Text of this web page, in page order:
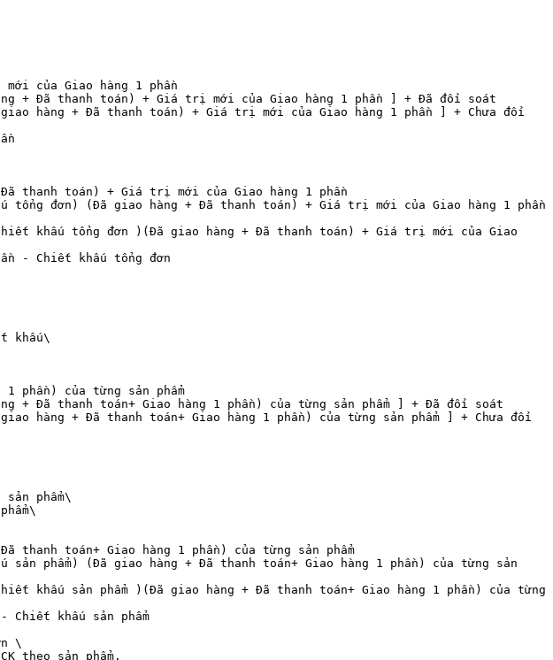
của Giao hàng 1 phần
+ Đã thanh toán) + Giá trị mới của Giao hàng 1 phần ] + Đã đối soát
hàng + Đã thanh toán) + Giá trị mới của Giao hàng 1 phần ] + Chưa đối
thanh toán) + Giá trị mới của Giao hàng 1 phần
đơn) (Đã giao hàng + Đã thanh toán) + Giá trị mới của Giao hàng 1 phần
khấu tổng đơn )(Đã giao hàng + Đã thanh toán) + Giá trị mới của Giao
- Chiết khấu tổng đơn
khấu\
phần) của từng sản phẩm
+ Đã thanh toán+ Giao hàng 1 phần) của từng sản phẩm ] + Đã đối soát
hàng + Đã thanh toán+ Giao hàng 1 phần) của từng sản phẩm ] + Chưa đối
phẩm\
thanh toán+ Giao hàng 1 phần) của từng sản phẩm
phẩm) (Đã giao hàng + Đã thanh toán+ Giao hàng 1 phần) của từng sản
khấu sản phẩm )(Đã giao hàng + Đã thanh toán+ Giao hàng 1 phần) của từng
Chiết khấu sản phẩm
\
theo sản phẩm.